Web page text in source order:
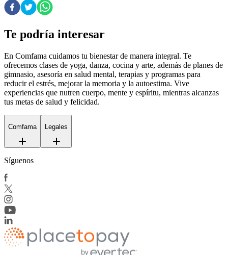
Te podría interesar
En Comfama cuidamos tu bienestar de manera integral. Te
ofrecemos clases de yoga, danza, cocina y arte, además de planes de
gimnasio, asesoría en salud mental, terapias y programas para
reducir el estrés, mejorar la memoria y la autoestima. Vive
experiencias que nutren cuerpo, mente y espíritu, mientras alcanzas
tus metas de salud y felicidad.
Comfama Legales
Síguenos